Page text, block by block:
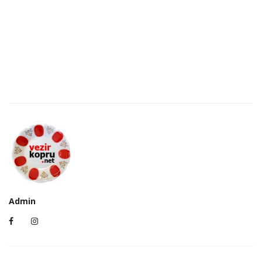
Admin